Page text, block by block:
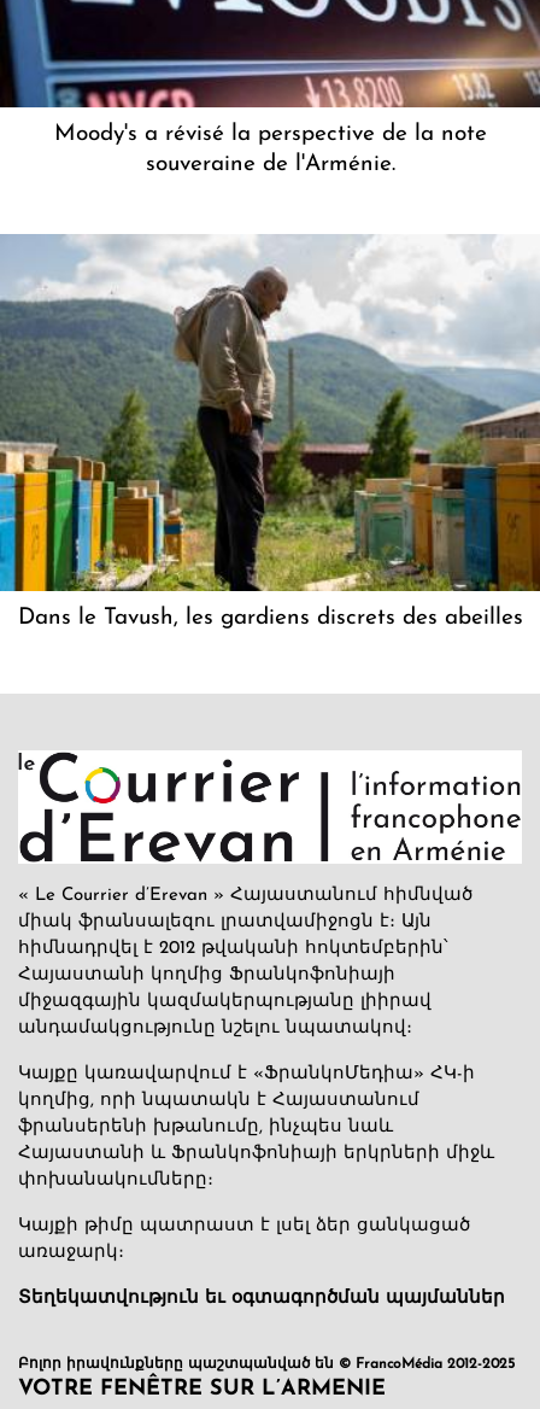
Moody's a révisé la perspective de la note
souveraine de l'Arménie.
Dans le Tavush, les gardiens discrets des abeilles
« Le Courrier d’Erevan » Հայաստանում հիմնված
միակ ֆրանսալեզու լրատվամիջոցն է։ Այն
հիմնադրվել է 2012 թվականի հոկտեմբերին՝
Հայաստանի կողմից Ֆրանկոֆոնիայի
միջազգային կազմակերպությանը լիիրավ
անդամակցությունը նշելու նպատակով։
Կայքը կառավարվում է «ՖրանկոՄեդիա» ՀԿ-ի
կողմից, որի նպատակն է Հայաստանում
ֆրանսերենի խթանումը, ինչպես նաև
Հայաստանի և Ֆրանկոֆոնիայի երկրների միջև
փոխանակումները։
Կայքի թիմը պատրաստ է լսել ձեր ցանկացած
առաջարկ։
Տեղեկատվություն եւ օգտագործման պայմաններ
Բոլոր իրավունքները պաշտպանված են © FrancoMédia 2012-2025
VOTRE FENÊTRE SUR L’ARMENIE